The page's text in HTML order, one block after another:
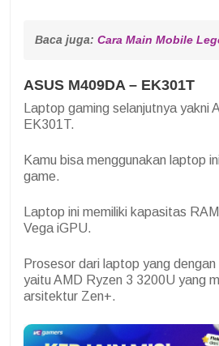
Baca juga: Cara Main Mobile
ASUS M409DA – EK301T
Laptop gaming selanjutnya yakni
EK301T.
Kamu bisa menggunakan laptop
game.
Laptop ini memiliki kapasitas
Vega iGPU.
Prosesor dari laptop yang
yaitu AMD Ryzen 3 3200U yang
arsitektur Zen+.